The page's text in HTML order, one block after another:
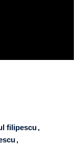
filipescu